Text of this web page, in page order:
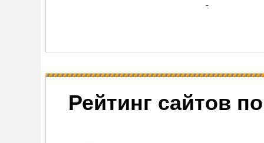
Рейтинг сайтов